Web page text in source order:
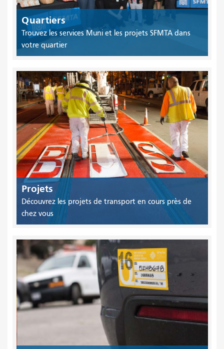
Quartiers
Trouvez les services Muni et les projets SFMTA dans
votre quartier
Projets
Découvrez les projets de transport en cours près de
chez vous